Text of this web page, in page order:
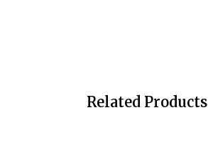
Related Products